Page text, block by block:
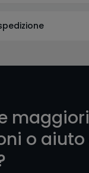
maggiori
o aiuto